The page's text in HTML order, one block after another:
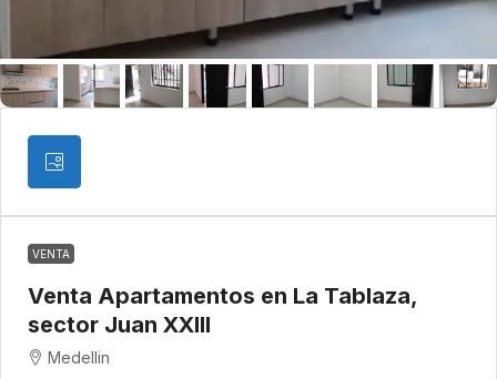
VENTA
Venta Apartamentos en La Tablaza,
sector Juan XXIII
Medellin